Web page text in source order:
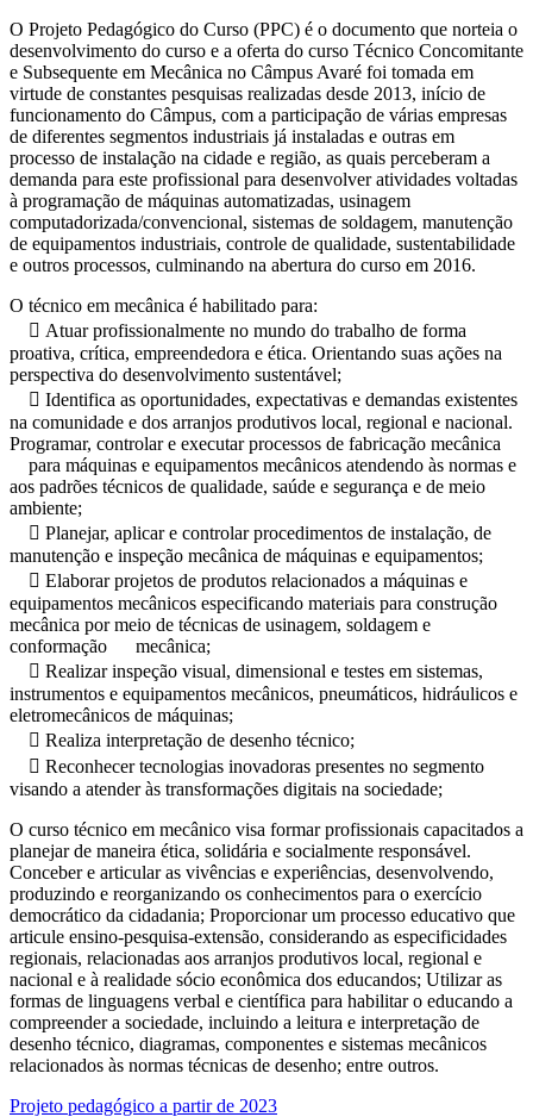
O Projeto Pedagógico do Curso (PPC) é o documento que norteia o
desenvolvimento do curso e a oferta do curso Técnico Concomitante
e Subsequente em Mecânica no Câmpus Avaré foi tomada em
virtude de constantes pesquisas realizadas desde 2013, início de
funcionamento do Câmpus, com a participação de várias empresas
de diferentes segmentos industriais já instaladas e outras em
processo de instalação na cidade e região, as quais perceberam a
demanda para este profissional para desenvolver atividades voltadas
à programação de máquinas automatizadas, usinagem
computadorizada/convencional, sistemas de soldagem, manutenção
de equipamentos industriais, controle de qualidade, sustentabilidade
e outros processos, culminando na abertura do curso em 2016.
O técnico em mecânica é habilitado para:
 Atuar profissionalmente no mundo do trabalho de forma
proativa, crítica, empreendedora e ética. Orientando suas ações na
perspectiva do desenvolvimento sustentável;
 Identifica as oportunidades, expectativas e demandas existentes
na comunidade e dos arranjos produtivos local, regional e nacional.
Programar, controlar e executar processos de fabricação mecânica
para máquinas e equipamentos mecânicos atendendo às normas e
aos padrões técnicos de qualidade, saúde e segurança e de meio
ambiente;
 Planejar, aplicar e controlar procedimentos de instalação, de
manutenção e inspeção mecânica de máquinas e equipamentos;
 Elaborar projetos de produtos relacionados a máquinas e
equipamentos mecânicos especificando materiais para construção
mecânica por meio de técnicas de usinagem, soldagem e
conformação mecânica;
 Realizar inspeção visual, dimensional e testes em sistemas,
instrumentos e equipamentos mecânicos, pneumáticos, hidráulicos e
eletromecânicos de máquinas;
 Realiza interpretação de desenho técnico;
 Reconhecer tecnologias inovadoras presentes no segmento
visando a atender às transformações digitais na sociedade;
O curso técnico em mecânico visa formar profissionais capacitados a
planejar de maneira ética, solidária e socialmente responsável.
Conceber e articular as vivências e experiências, desenvolvendo,
produzindo e reorganizando os conhecimentos para o exercício
democrático da cidadania; Proporcionar um processo educativo que
articule ensino-pesquisa-extensão, considerando as especificidades
regionais, relacionadas aos arranjos produtivos local, regional e
nacional e à realidade sócio econômica dos educandos; Utilizar as
formas de linguagens verbal e científica para habilitar o educando a
compreender a sociedade, incluindo a leitura e interpretação de
desenho técnico, diagramas, componentes e sistemas mecânicos
relacionados às normas técnicas de desenho; entre outros.
Projeto pedagógico a partir de 2023